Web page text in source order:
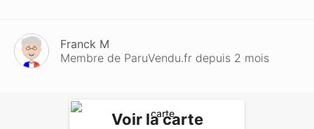
Franck M
Membre de ParuVendu.fr depuis 2 mois
Voir la carte